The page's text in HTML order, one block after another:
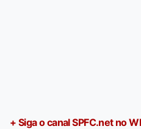
+ Siga o canal SPFC.net no